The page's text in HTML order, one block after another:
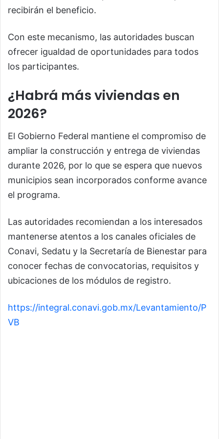
recibirán el beneficio.
Con este mecanismo, las autoridades buscan
ofrecer igualdad de oportunidades para todos
los participantes.
¿Habrá más viviendas en
2026?
El Gobierno Federal mantiene el compromiso de
ampliar la construcción y entrega de viviendas
durante 2026, por lo que se espera que nuevos
municipios sean incorporados conforme avance
el programa.
Las autoridades recomiendan a los interesados
mantenerse atentos a los canales oficiales de
Conavi, Sedatu y la Secretaría de Bienestar para
conocer fechas de convocatorias, requisitos y
ubicaciones de los módulos de registro.
https://integral.conavi.gob.mx/Levantamiento/P
VB